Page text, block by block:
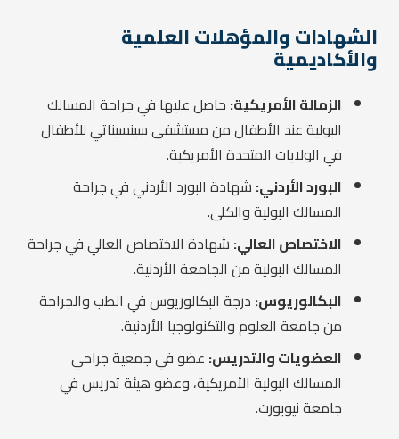
الشهادات والمؤهلات العلمية
والأكاديمية
الزمالة الأمريكية: حاصل عليها في جراحة المسالك
البولية عند الأطفال من مستشفى سينسيناتي للأطفال
في الولايات المتحدة الأمريكية.
البورد الأردني: شهادة البورد الأردني في جراحة
المسالك البولية والكلى.
الاختصاص العالي: شهادة الاختصاص العالي في جراحة
المسالك البولية من الجامعة الأردنية.
البكالوريوس: درجة البكالوريوس في الطب والجراحة
من جامعة العلوم والتكنولوجيا الأردنية.
العضويات والتدريس: عضو في جمعية جراحي
المسالك البولية الأمريكية، وعضو هيئة تدريس في
جامعة نيوبورت.